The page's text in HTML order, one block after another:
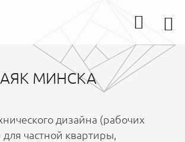
МИНСКА
дизайна (рабочих
частной квартиры,